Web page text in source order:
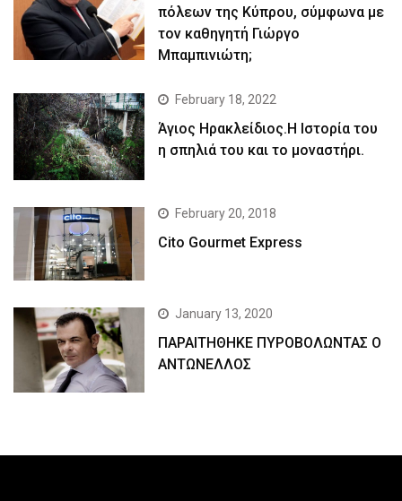
πόλεων της Κύπρου, σύμφωνα με
τον καθηγητή Γιώργο
Μπαμπινιώτη;
February 18, 2022
Άγιος Ηρακλείδιος.Η Ιστορία του
η σπηλιά του και το μοναστήρι.
February 20, 2018
Cito Gourmet Express
January 13, 2020
ΠΑΡΑΙΤΗΘΗΚΕ ΠΥΡΟΒΟΛΩΝΤΑΣ Ο
ΑΝΤΩΝΕΛΛΟΣ